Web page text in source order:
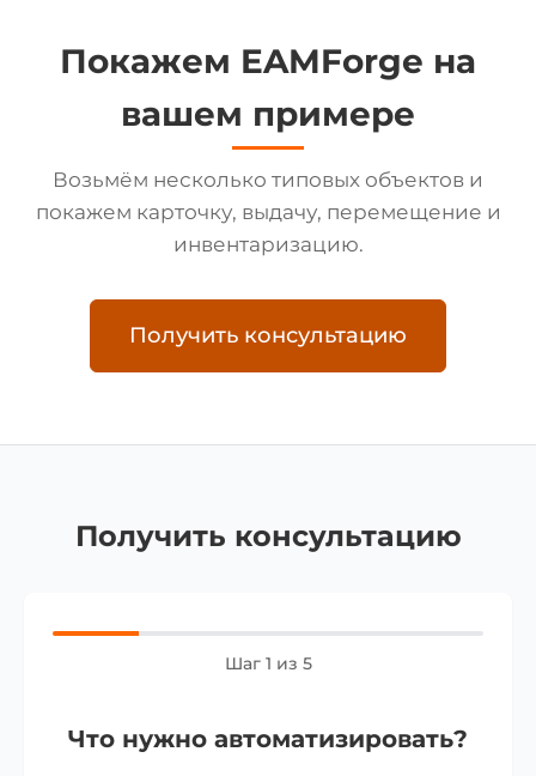
Покажем EAMForge на
вашем примере
Возьмём несколько типовых объектов и
покажем карточку, выдачу, перемещение и
инвентаризацию.
Получить консультацию
Получить консультацию
Шаг 1 из 5
Что нужно автоматизировать?